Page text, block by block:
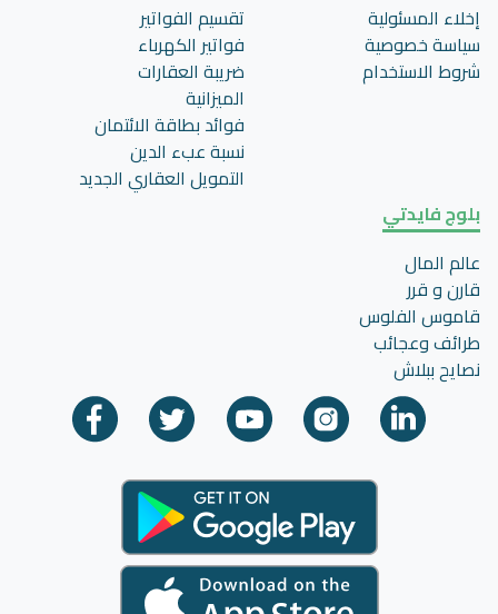
إخلاء المسئولية
سياسة خصوصية
شروط الاستخدام
تقسيم الفواتير
فواتير الكهرباء
ضريبة العقارات
الميزانية
فوائد بطاقة الائتمان
نسبة عبء الدين
التمويل العقاري الجديد
بلوج فايدتي
عالم المال
قارن و قرر
قاموس الفلوس
طرائف وعجائب
نصايح ببلاش